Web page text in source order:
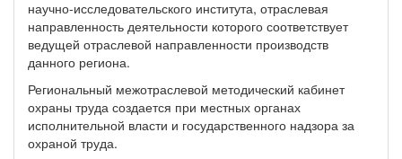
научно-исследовательского института, отраслевая
направленность деятельности которого соответствует
ведущей отраслевой направленности производств
данного региона.
Региональный межотраслевой методический кабинет
охраны труда создается при местных органах
исполнительной власти и государственного надзора за
охраной труда.